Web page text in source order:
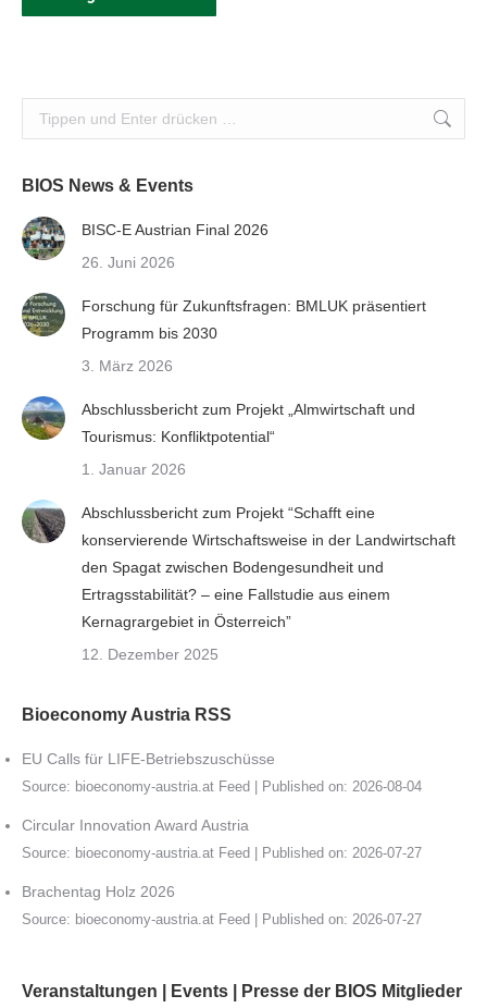
Search:
BIOS News & Events
BISC-E Austrian Final 2026
26. Juni 2026
Forschung für Zukunftsfragen: BMLUK präsentiert
Programm bis 2030
3. März 2026
Abschlussbericht zum Projekt „Almwirtschaft und
Tourismus: Konfliktpotential“
1. Januar 2026
Abschlussbericht zum Projekt “Schafft eine
konservierende Wirtschaftsweise in der Landwirtschaft
den Spagat zwischen Bodengesundheit und
Ertragsstabilität? – eine Fallstudie aus einem
Kernagrargebiet in Österreich”
12. Dezember 2025
Bioeconomy Austria RSS
EU Calls für LIFE-Betriebszuschüsse
Source: bioeconomy-austria.at Feed Published on: 2026-08-04
Circular Innovation Award Austria
Source: bioeconomy-austria.at Feed Published on: 2026-07-27
Brachentag Holz 2026
Source: bioeconomy-austria.at Feed Published on: 2026-07-27
Veranstaltungen | Events | Presse der BIOS Mitglieder